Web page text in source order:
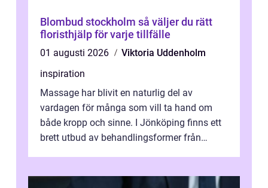
Blombud stockholm så väljer du rätt
floristhjälp för varje tillfälle
01 augusti 2026
Viktoria Uddenholm
inspiration
Massage har blivit en naturlig del av
vardagen för många som vill ta hand om
både kropp och sinne. I Jönköping finns ett
brett utbud av behandlingsformer från